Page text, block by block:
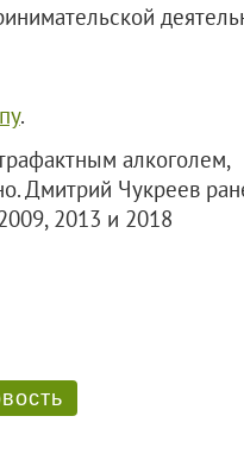
.
алкоголем,
Дмитрий Чукреев
2013 и 2018